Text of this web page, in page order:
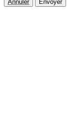
Annuler Envoyer